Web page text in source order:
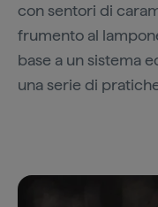
con sentori di
frumento al
base a un sistema
una serie di